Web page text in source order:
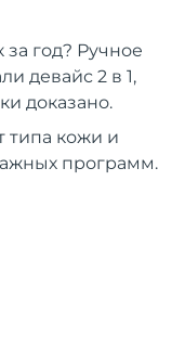
год? Ручное
девайс 2 в 1,
доказано.
типа кожи и
программ.